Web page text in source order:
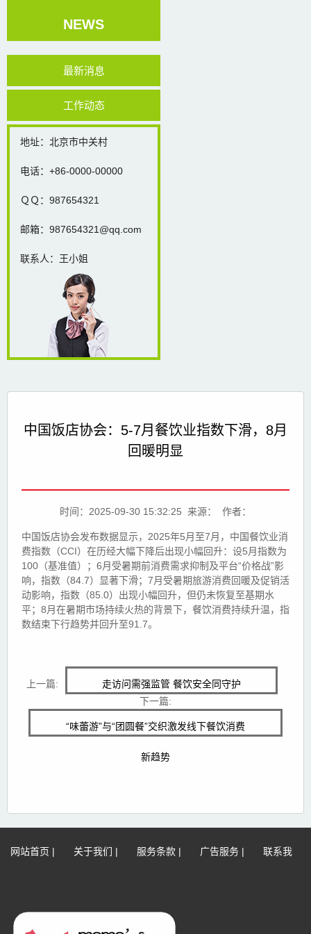
NEWS
最新消息
工作动态
地址：北京市中关村
电话：+86-0000-00000
ＱＱ：987654321
邮箱：987654321@qq.com
联系人：王小姐
中国饭店协会：5-7月餐饮业指数下滑，8月
回暖明显
时间：2025-09-30 15:32:25 来源： 作者：
中国饭店协会发布数据显示，2025年5月至7月，中国餐饮业消
费指数（CCI）在历经大幅下降后出现小幅回升：设5月指数为
100（基准值）；6月受暑期前消费需求抑制及平台“价格战”影
响，指数（84.7）显著下滑；7月受暑期旅游消费回暖及促销活
动影响，指数（85.0）出现小幅回升，但仍未恢复至基期水
平；8月在暑期市场持续火热的背景下，餐饮消费持续升温，指
数结束下行趋势并回升至91.7。
上一篇:
走访问需强监管 餐饮安全同守护
下一篇:
“味蕾游”与“团圆餐”交织激发线下餐饮消费
新趋势
网站首页 | 关于我们 | 服务条款 | 广告服务 | 联系我